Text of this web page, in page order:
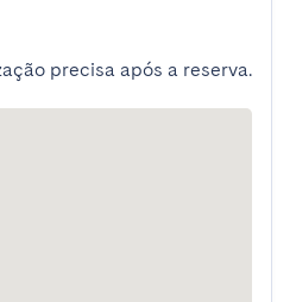
precisa após a reserva.